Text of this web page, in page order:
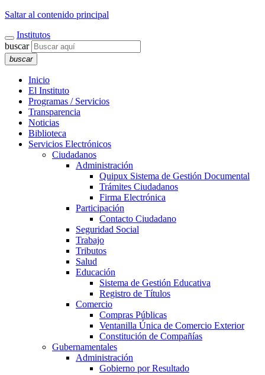
Saltar al contenido principal
Institutos
buscar
buscar
Inicio
El Instituto
Programas / Servicios
Transparencia
Noticias
Biblioteca
Servicios Electrónicos
Ciudadanos
Administración
Quipux Sistema de Gestión Documental
Trámites Ciudadanos
Firma Electrónica
Participación
Contacto Ciudadano
Seguridad Social
Trabajo
Tributos
Salud
Educación
Sistema de Gestión Educativa
Registro de Títulos
Comercio
Compras Públicas
Ventanilla Única de Comercio Exterior
Constitución de Compañías
Gubernamentales
Administración
Gobierno por Resultado